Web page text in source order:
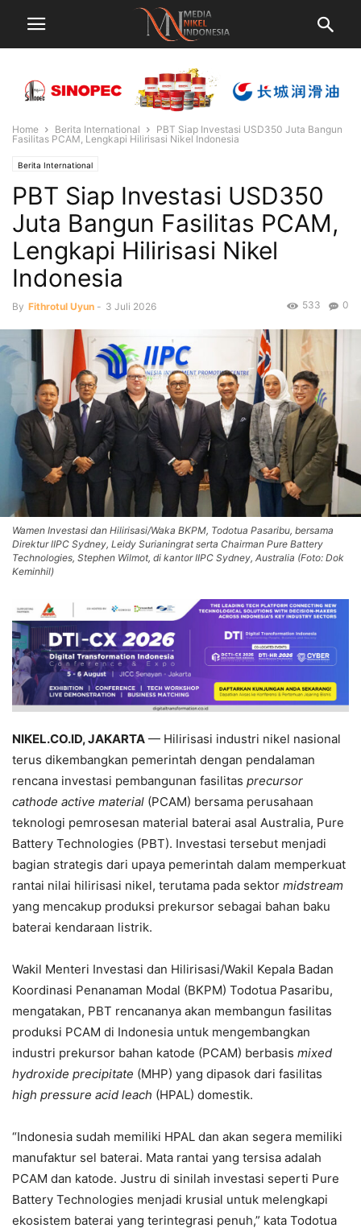
Home Berita International
PBT Siap Investasi USD350 Juta Bangun
Fasilitas PCAM, Lengkapi Hilirisasi Nikel Indonesia
Berita International
PBT Siap Investasi USD350
Juta Bangun Fasilitas PCAM,
Lengkapi Hilirisasi Nikel
Indonesia
By Fithrotul Uyun - 3 Juli 2026 0
533
Wamen Investasi dan Hilirisasi/Waka BKPM, Todotua Pasaribu, bersama
Direktur IIPC Sydney, Leidy Surianingrat serta Chairman Pure Battery
Technologies, Stephen Wilmot, di kantor IIPC Sydney, Australia (Foto: Dok
Keminhil)
NIKEL.CO.ID, JAKARTA — Hilirisasi industri nikel nasional
terus dikembangkan pemerintah dengan pendalaman
rencana investasi pembangunan fasilitas precursor
cathode active material (PCAM) bersama perusahaan
teknologi pemrosesan material baterai asal Australia, Pure
Battery Technologies (PBT). Investasi tersebut menjadi
bagian strategis dari upaya pemerintah dalam memperkuat
rantai nilai hilirisasi nikel, terutama pada sektor midstream
yang mencakup produksi prekursor sebagai bahan baku
baterai kendaraan listrik.
Wakil Menteri Investasi dan Hilirisasi/Wakil Kepala Badan
Koordinasi Penanaman Modal (BKPM) Todotua Pasaribu,
mengatakan, PBT rencananya akan membangun fasilitas
produksi PCAM di Indonesia untuk mengembangkan
industri prekursor bahan katode (PCAM) berbasis mixed
hydroxide precipitate (MHP) yang dipasok dari fasilitas
high pressure acid leach (HPAL) domestik.
“Indonesia sudah memiliki HPAL dan akan segera memiliki
manufaktur sel baterai. Mata rantai yang tersisa adalah
PCAM dan katode. Justru di sinilah investasi seperti Pure
Battery Technologies menjadi krusial untuk melengkapi
ekosistem baterai yang terintegrasi penuh,” kata Todotua